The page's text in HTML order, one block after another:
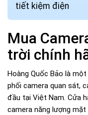
tiết kiệm điện
Mua
trời chính
Hoàng Quốc Bảo là
phối camera quan sát,
đầu tại Việt Nam. Cửa
camera năng lượng